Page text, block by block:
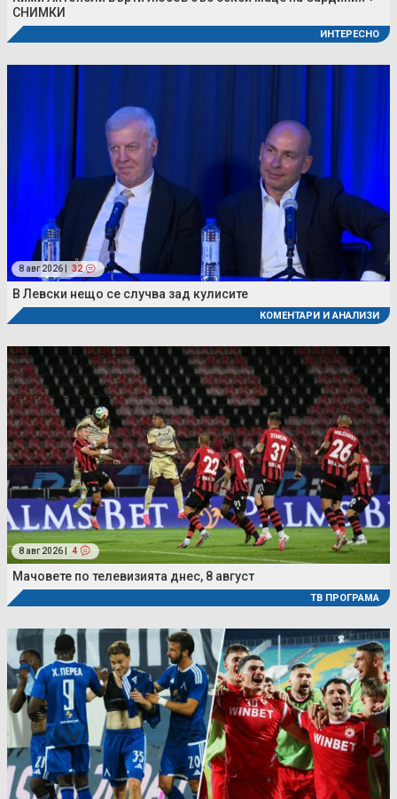
СНИМКИ
ИНТЕРЕСНО
8 авг 2026 | 32
В Левски нещо се случва зад кулисите
КОМЕНТАРИ И АНАЛИЗИ
8 авг 2026 | 4
Мачовете по телевизията днес, 8 август
ТВ ПРОГРАМА